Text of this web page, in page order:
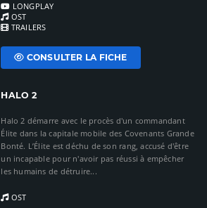
LONGPLAY
OST
TRAILERS
CONSULTER LA FICHE
HALO 2
Halo 2 démarre avec le procès d'un commandant
Élite dans la capitale mobile des Covenants Grande
Bonté. L’Élite est déchu de son rang, accusé d'être
un incapable pour n'avoir pas réussi à empêcher
les humains de détruire...
OST